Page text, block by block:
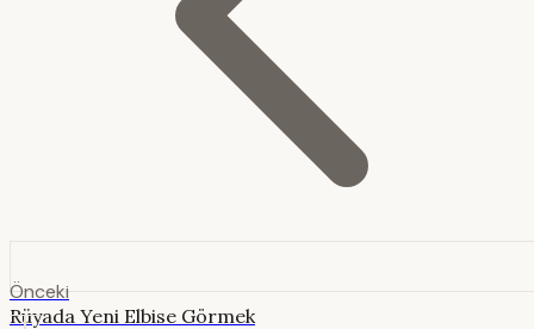
Önceki
Rüyada Yeni Elbise Görmek